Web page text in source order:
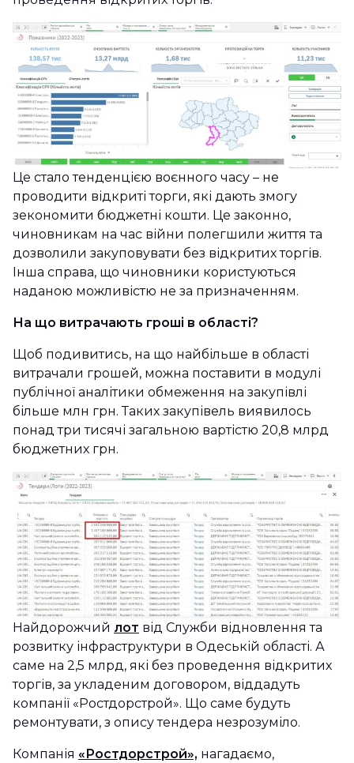
Це стало тенденцією воєнного часу – не
проводити відкриті торги, які дають змогу
зекономити бюджетні кошти. Це законно,
чиновникам на час війни полегшили життя та
дозволили закуповувати без відкритих торгів.
Інша справа, що чиновники користуються
наданою можливістю не за призначенням.
На що витрачають гроші в області?
Щоб подивитись, на що найбільше в області
витрачали грошей, можна поставити в модулі
публічної аналітики обмеження на закупівлі
більше млн грн. Таких закупівель виявилось
понад три тисячі загальною вартістю 20,8 млрд
бюджетних грн.
Найдорожчий лот від Служби відновлення та
розвитку інфраструктури в Одеській області. А
саме на 2,5 млрд, які без проведення відкритих
торгів, за укладеним договором, віддадуть
компанії «Ростдорстрой». Що саме будуть
ремонтувати, з опису тендера незрозуміло.
Компанія «Ростдорстрой», нагадаємо,